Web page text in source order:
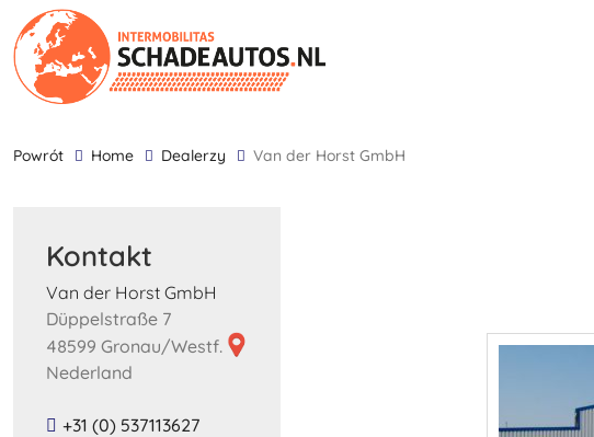
powrót Home Dealerzy Van der Horst GmbH
Kontakt
Van der Horst GmbH
Düppelstraße 7
48599 Gronau/Westf.
Nederland
+31 (0) 537113627